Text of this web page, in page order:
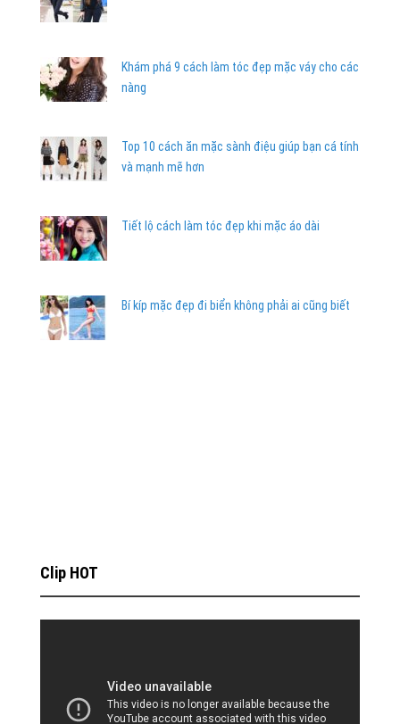
Khám phá 9 cách làm tóc đẹp mặc váy cho các
nàng
Top 10 cách ăn mặc sành điệu giúp bạn cá tính
và mạnh mẽ hơn
Tiết lộ cách làm tóc đẹp khi mặc áo dài
Bí kíp mặc đẹp đi biển không phải ai cũng biết
Clip HOT